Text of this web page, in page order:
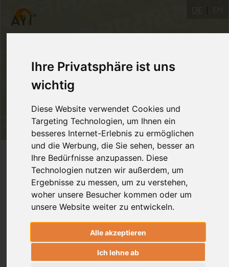
Ihre Privatsphäre ist uns
wichtig
Diese Website verwendet Cookies und
Targeting Technologien, um Ihnen ein
besseres Internet-Erlebnis zu ermöglichen
und die Werbung, die Sie sehen, besser an
Ihre Bedürfnisse anzupassen. Diese
Technologien nutzen wir außerdem, um
Ergebnisse zu messen, um zu verstehen,
woher unsere Besucher kommen oder um
unsere Website weiter zu entwickeln.
Alle akzeptieren
Ich lehne ab
Login